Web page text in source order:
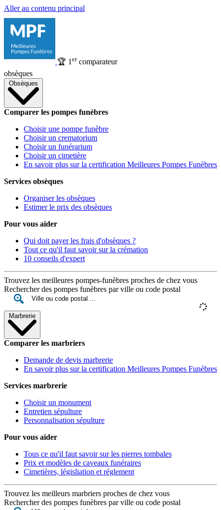
Aller au contenu principal
🏆 1 ercomparateur
obsèques
Obsèques
Comparer les pompes funèbres
Choisir une pompe funèbre
Choisir un crematorium
Choisir un funérarium
Choisir un cimetière
En savoir plus sur la certification Meilleures Pompes Funèbres
Services obsèques
Organiser les obsèques
Estimer le prix des obsèques
Pour vous aider
Qui doit payer les frais d'obsèques ?
Tout ce qu'il faut savoir sur la crémation
10 conseils d'expert
Trouvez les meilleures pompes-funèbres proches de chez vous
Rechercher des pompes funèbres par ville ou code postal
Marbrerie
Comparer les marbriers
Demande de devis marbrerie
En savoir plus sur la certification Meilleures Pompes Funèbres
Services marbrerie
Choisir un monument
Entretien sépulture
Personnalisation sépulture
Pour vous aider
Tous ce qu'il faut savoir sur les pierres tombales
Prix et modèles de caveaux funéraires
Cimetières, législiation et réglement
Trouvez les meilleurs marbriers proches de chez vous
Rechercher des pompes funèbres par ville ou code postal